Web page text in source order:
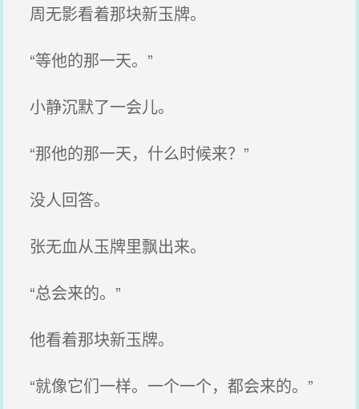
周无影看着那块新玉牌。
“等他的那一天。”
小静沉默了一会儿。
“那他的那一天，什么时候来？”
没人回答。
张无血从玉牌里飘出来。
“总会来的。”
他看着那块新玉牌。
“就像它们一样。一个一个，都会来的。”